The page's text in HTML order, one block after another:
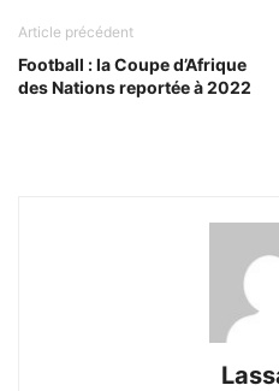
Article précédent
Football : la Coupe d’Afrique
des Nations reportée à 2022